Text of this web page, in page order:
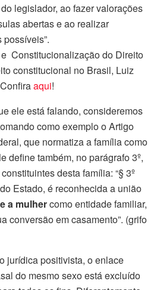
legislador, ao fazer valorações
abertas e ao realizar
Constitucionalização do Direito
constitucional no Brasil, Luiz
aqui!
ele está falando, consideremos
como exemplo o Artigo
que normatiza a família como
define também, no parágrafo 3º,
desta família: “§ 3º
Estado, é reconhecida a união
a mulhercomo entidade familiar,
conversão em casamento”. (grifo
jurídica positivista, o enlace
do mesmo sexo está excluído